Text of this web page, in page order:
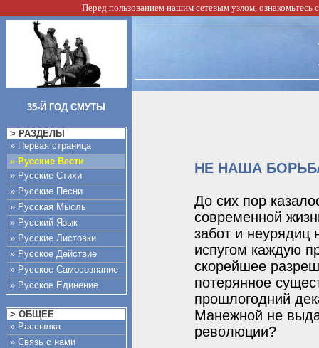
Перед пользованием нашим сетевым узлом, ознакомьтесь
35-Й ГОД СМУТЫ
> РАЗДЕЛЫ
» Первая страница
» Русские Вести
» Русские Стихи
» Русские Песни
» Русская Мысль
» Русский Язык
» Русские Листовки
» Русское Действие
» Русское Самосознание
» Русское Единение
> ОБЩЕЕ
» Рассылка
» Связь с нами
НЕ НАША
До сих пор
современной
забот и
испугом каждую
скорейшее
потерянное
прошлогодний
Манежной не
революции?